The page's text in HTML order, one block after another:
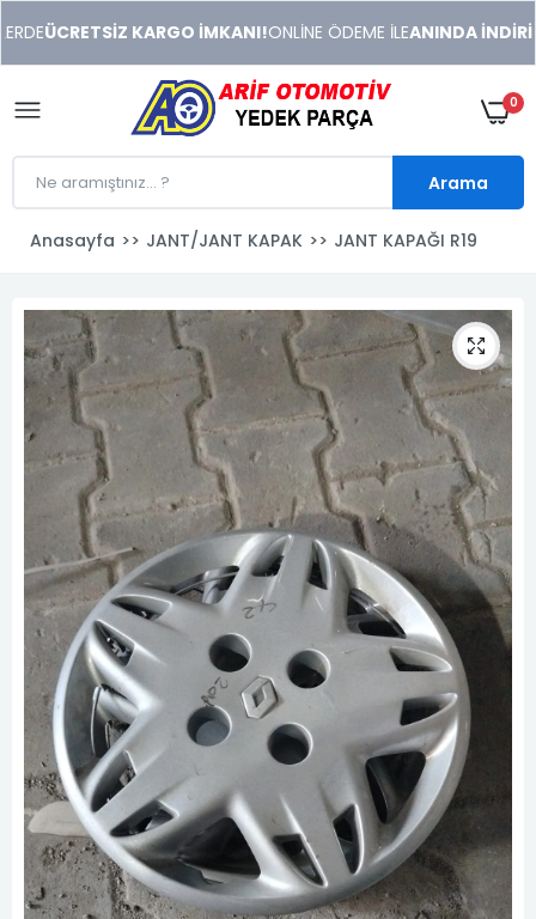
xonusu
veren
sitolar
ÜCRETSİZ KARGO İMKANI!ONLİNE ÖDEME İLE ANINDA İNDİRİM !
0
Arama
Anasayfa JANT/JANT KAPAK JANT KAPAĞI R19